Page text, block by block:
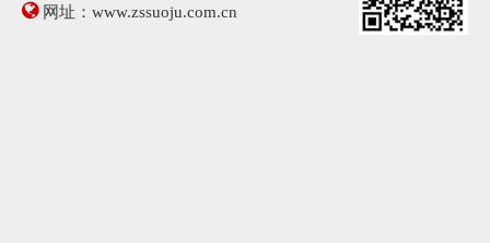
网址： www.zssuoju.com.cn